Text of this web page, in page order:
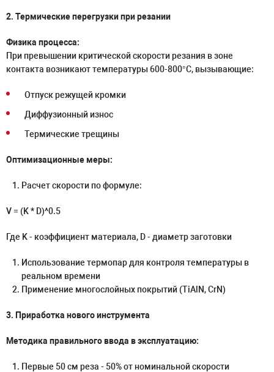
2. Термические перегрузки при резании
Физика процесса:
При превышении критической скорости резания в зоне
контакта возникают температуры 600-800°C, вызывающие:
Отпуск режущей кромки
Диффузионный износ
Термические трещины
Оптимизационные меры:
Расчет скорости по формуле:
V = (K * D)^0.5
Где K - коэффициент материала, D - диаметр заготовки
Использование термопар для контроля температуры в
реальном времени
Применение многослойных покрытий (TiAlN, CrN)
3. Приработка нового инструмента
Методика правильного ввода в эксплуатацию:
Первые 50 см реза - 50% от номинальной скорости